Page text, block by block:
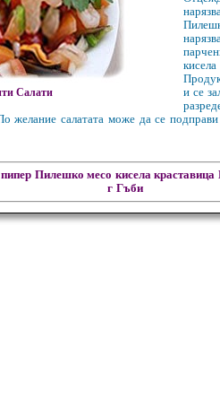
Салати
и се
желание салатата може да се
Пилешко месо кисела краставица
г Гъби